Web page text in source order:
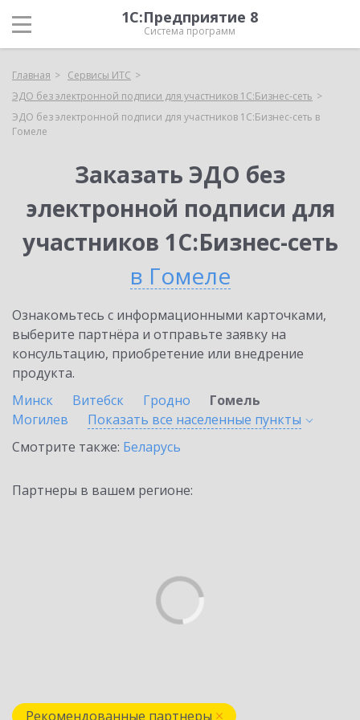
1С:Предприятие 8
Система программ
Главная
Сервисы ИТС
ЭДО без электронной подписи для участников 1С:Бизнес-сеть
ЭДО без электронной подписи для участников 1С:Бизнес-сеть в
Гомеле
Заказать ЭДО без
электронной подписи для
участников 1С:Бизнес-сеть
в Гомеле
Ознакомьтесь с информационными карточками,
выберите партнёра и отправьте заявку на
консультацию, приобретение или внедрение
продукта.
Минск
Витебск Гродно
Гомель
Могилев
Показать все населенные пункты
Смотрите также: Беларусь
Партнеры в вашем регионе:
Рекомендованные партнеры